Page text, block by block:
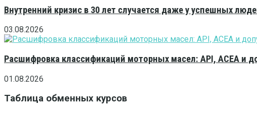
Внутренний кризис в 30 лет случается даже у успешных
03.08.2026
Расшифровка классификаций моторных масел: API, ACEA и
01.08.2026
Таблица обменных курсов